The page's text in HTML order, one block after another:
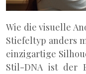
Wie die visuelle
Stiefeltyp anders
einzigartige
Stil-DNA ist der